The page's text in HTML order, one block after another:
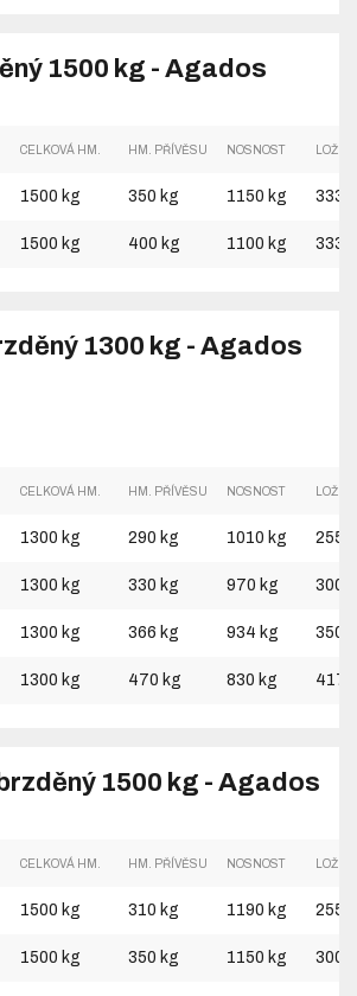
1500 kg - Agados
CELKOVÁ HM. HM. PŘÍVĚSU NOSNOST
1500 kg 350 kg 1150 kg
1500 kg 400 kg 1100 kg
1300 kg - Agados
CELKOVÁ HM. HM. PŘÍVĚSU NOSNOST
1300 kg 290 kg 1010 kg
1300 kg 330 kg 970 kg
1300 kg 366 kg 934 kg
1300 kg 470 kg 830 kg
1500 kg - Agados
CELKOVÁ HM. HM. PŘÍVĚSU NOSNOST
1500 kg 310 kg 1190 kg
1500 kg 350 kg 1150 kg